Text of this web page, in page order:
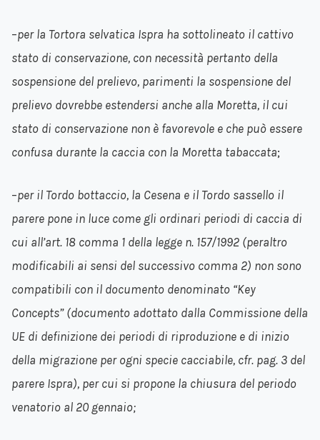
–per la Tortora selvatica Ispra ha sottolineato il cattivo
stato di conservazione, con necessità pertanto della
sospensione del prelievo, parimenti la sospensione del
prelievo dovrebbe estendersi anche alla Moretta, il cui
stato di conservazione non è favorevole e che può essere
confusa durante la caccia con la Moretta tabaccata;
–per il Tordo bottaccio, la Cesena e il Tordo sassello il
parere pone in luce come gli ordinari periodi di caccia di
cui all’art. 18 comma 1 della legge n. 157/1992 (peraltro
modificabili ai sensi del successivo comma 2) non sono
compatibili con il documento denominato “Key
Concepts” (documento adottato dalla Commissione della
UE di definizione dei periodi di riproduzione e di inizio
della migrazione per ogni specie cacciabile, cfr. pag. 3 del
parere Ispra), per cui si propone la chiusura del periodo
venatorio al 20 gennaio;